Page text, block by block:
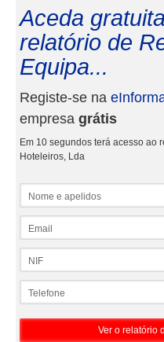
Aceda
relatório de
Equipa...
Registe-se na
empresa grátis
Em 10 segundos terá acesso ao
Hoteleiros, Lda